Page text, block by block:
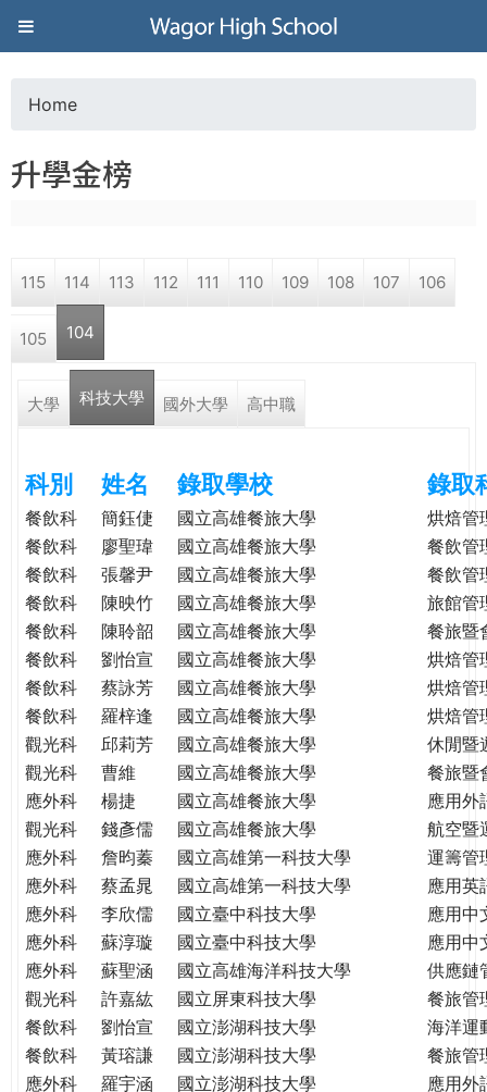
Jump to navigation
葳
格
高
學
格。
民。
WAGOR
TODAY
THE
WORLD
TOMORROW
PUTTING
YOU
o
a
r
e
e
r
e
Home
升學金榜
115 114 113 112 111 110 109 108 107 106
105 104
大學 科技大學 (active tab)
國外大學 高中職
科別 姓名 錄取學校 錄取
餐飲科 簡鈺倢 國立高雄餐旅大學
烘焙管
餐飲科
廖聖瑋 國立高雄餐旅大學
餐飲管
餐飲科
張馨尹 國立高雄餐旅大學
餐飲管
餐飲科
陳映竹 國立高雄餐旅大學
旅館管
餐飲科
陳聆韶 國立高雄餐旅大學
餐旅暨
餐飲科
劉怡宣 國立高雄餐旅大學
烘焙管
餐飲科
蔡詠芳 國立高雄餐旅大學
烘焙管
餐飲科
羅梓逢 國立高雄餐旅大學
烘焙管
觀光科
邱莉芳 國立高雄餐旅大學
休閒暨
觀光科
曹維 國立高雄餐旅大學
餐旅暨
應外科
楊捷 國立高雄餐旅大學
應用外
觀光科
錢彥儒 國立高雄餐旅大學
航空暨
應外科
詹昀蓁 國立高雄第一科技大學
運籌管
應外科
蔡孟晁 國立高雄第一科技大學
應用英
應外科
李欣儒 國立臺中科技大學
應用中
應外科
蘇淳璇 國立臺中科技大學
應用中
應外科
蘇聖涵 國立高雄海洋科技大學
供應鏈
觀光科
許嘉紘 國立屏東科技大學
餐旅管
餐飲科
劉怡宣 國立澎湖科技大學
海洋運
餐飲科
黃瑢謙 國立澎湖科技大學
餐旅管
應外科
羅宇涵 國立澎湖科技大學
應用外